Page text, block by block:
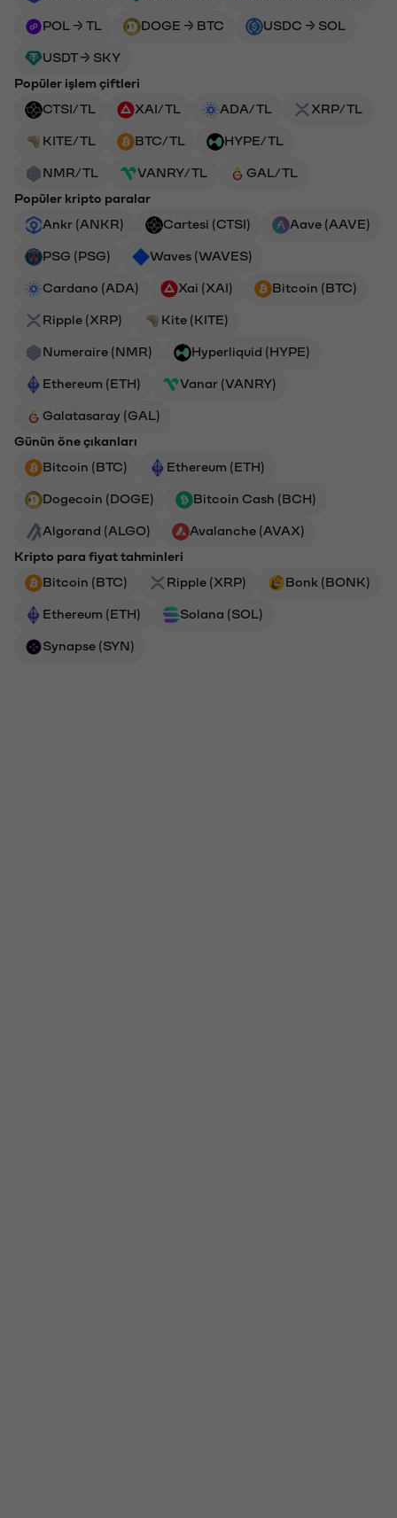
POL → TL DOGE → BTC USDC → SOL
USDT → SKY
Popüler işlem çiftleri
CTSI/TL
XAI/TL ADA/TL XRP/TL
KITE/TL BTC/TL HYPE/TL
NMR/TL VANRY/TL
GAL/TL
Popüler kripto paralar
Ankr (ANKR)
Cartesi (CTSI) Aave (AAVE)
PSG (PSG) Waves (WAVES)
Cardano (ADA) Xai (XAI) Bitcoin (BTC)
Ripple (XRP) Kite (KITE)
Numeraire (NMR) Hyperliquid (HYPE)
Ethereum (ETH) Vanar (VANRY)
Galatasaray (GAL)
Günün öne çıkanları
Bitcoin (BTC)
Ethereum (ETH)
Dogecoin (DOGE) Bitcoin Cash (BCH)
Algorand (ALGO)
Avalanche (AVAX)
Kripto para fiyat tahminleri
Bitcoin (BTC)
Ripple (XRP) Bonk (BONK)
Ethereum (ETH) Solana (SOL)
Synapse (SYN)